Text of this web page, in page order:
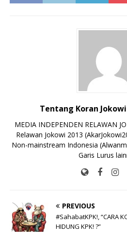
A Li
n
Tentang Koran Jokowi
MEDIA INDEPENDEN RELAWAN
Relawan Jokowi 2013
Non-mainstream Indonesia
Garis Lurus
PREVIOUS
#SahabatKPK!, “CARA
HIDUNG KPK! ?”